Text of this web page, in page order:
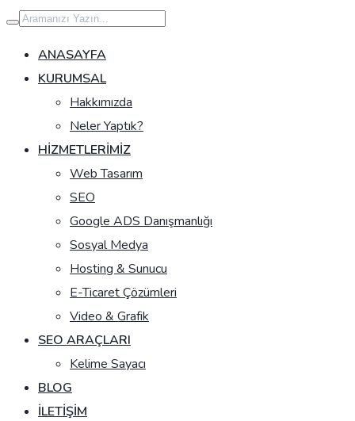
İçeriğe
geç
ANASAYFA
KURUMSAL
Hakkımızda
Neler Yaptık?
HIZMETLERIMIZ
Web Tasarım
SEO
Google ADS Danışmanlığı
Sosyal Medya
Hosting & Sunucu
E-Ticaret Çözümleri
Video & Grafik
SEO ARAÇLARI
Kelime Sayacı
BLOG
İLETIŞIM